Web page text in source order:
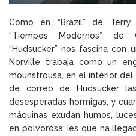
Como en “Brazil” de
“Tiempos Modernos” de
“Hudsucker” nos fascina con
Norville trabaja como un
mounstrousa, en el interior del
de correo de Hudsucker
desesperadas hormigas, y
máquinas exudan humos,
en polvorosa: ¡es que ha